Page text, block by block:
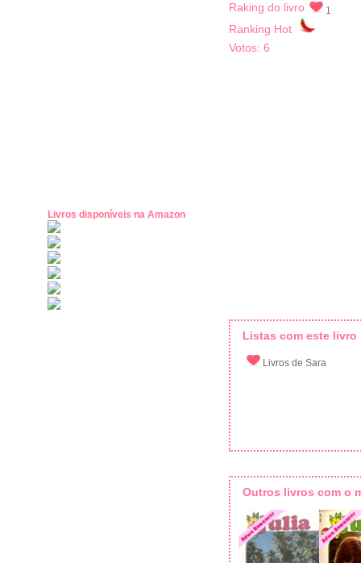
Livros disponíveis na Amazon
Raking do livro 1
Ranking Hot
Votos: 6
Listas com este livro
Livros de Sara
Outros livros com o